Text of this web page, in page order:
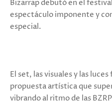
Bizarrap debutó en el
espectáculo imponente y
especial.
El set, las visuales y las
propuesta artística que
vibrando al ritmo de las